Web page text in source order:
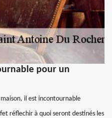
pour un
il est incontournable
réflechir à quoi seront destinés les